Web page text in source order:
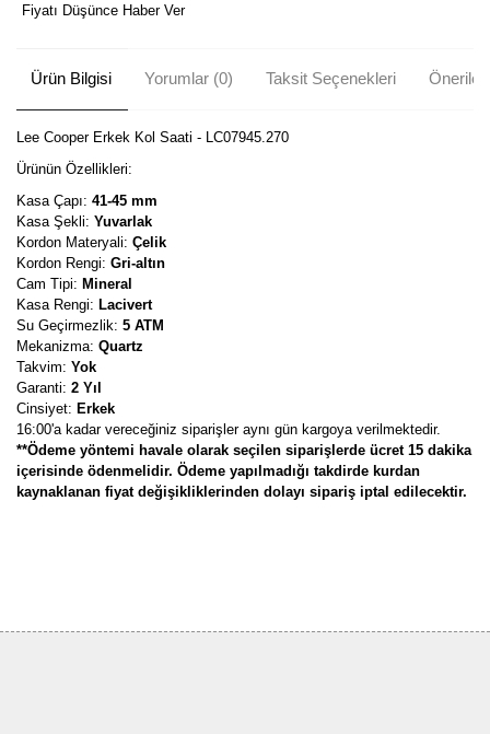
Fiyatı Düşünce Haber Ver
Ürün Bilgisi Yorumlar (0) Taksit Seçenekleri
Lee Cooper Erkek Kol Saati - LC07945.270
Ürünün Özellikleri:
Kasa Çapı: 41-45 mm
Kasa Şekli: Yuvarlak
Kordon Materyali: Çelik
Kordon Rengi: Gri-altın
Cam Tipi: Mineral
Kasa Rengi: Lacivert
Su Geçirmezlik: 5 ATM
Mekanizma: Quartz
Takvim: Yok
Garanti: 2 Yıl
Cinsiyet: Erkek
16:00'a kadar vereceğiniz siparişler aynı gün kargoya verilmektedir.
**Ödeme yöntemi havale olarak seçilen siparişlerde ücret 15 dakika
içerisinde ödenmelidir. Ödeme yapılmadığı takdirde kurdan
kaynaklanan fiyat değişikliklerinden dolayı sipariş iptal edilecektir.